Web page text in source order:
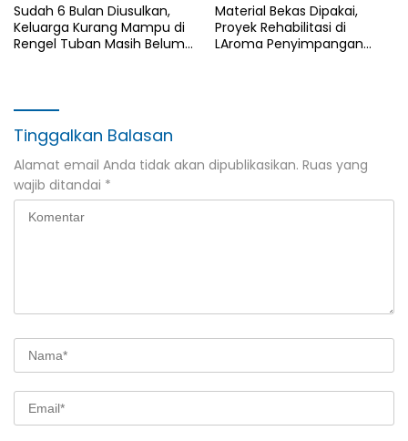
Sudah 6 Bulan Diusulkan,
Keluarga Kurang Mampu di
Rengel Tuban Masih Belum
Material Bekas Dipakai,
Proyek Rehabilitasi di
LAroma Penyimpangan
Tinggalkan Balasan
Alamat email Anda tidak akan dipublikasikan. Ruas yang
wajib ditandai *